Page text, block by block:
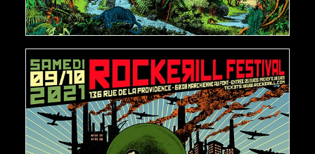
AJOUTER AU PANIER